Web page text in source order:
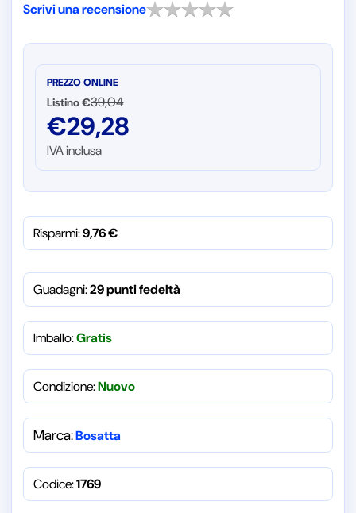
Scrivi una recensione
PREZZO ONLINE
Listino €39,04
€29,28
IVA inclusa
Risparmi:9,76€
Guadagni:29 punti fedeltà
Imballo:Gratis
Condizione:Nuovo
Marca:Bosatta
Codice:1769